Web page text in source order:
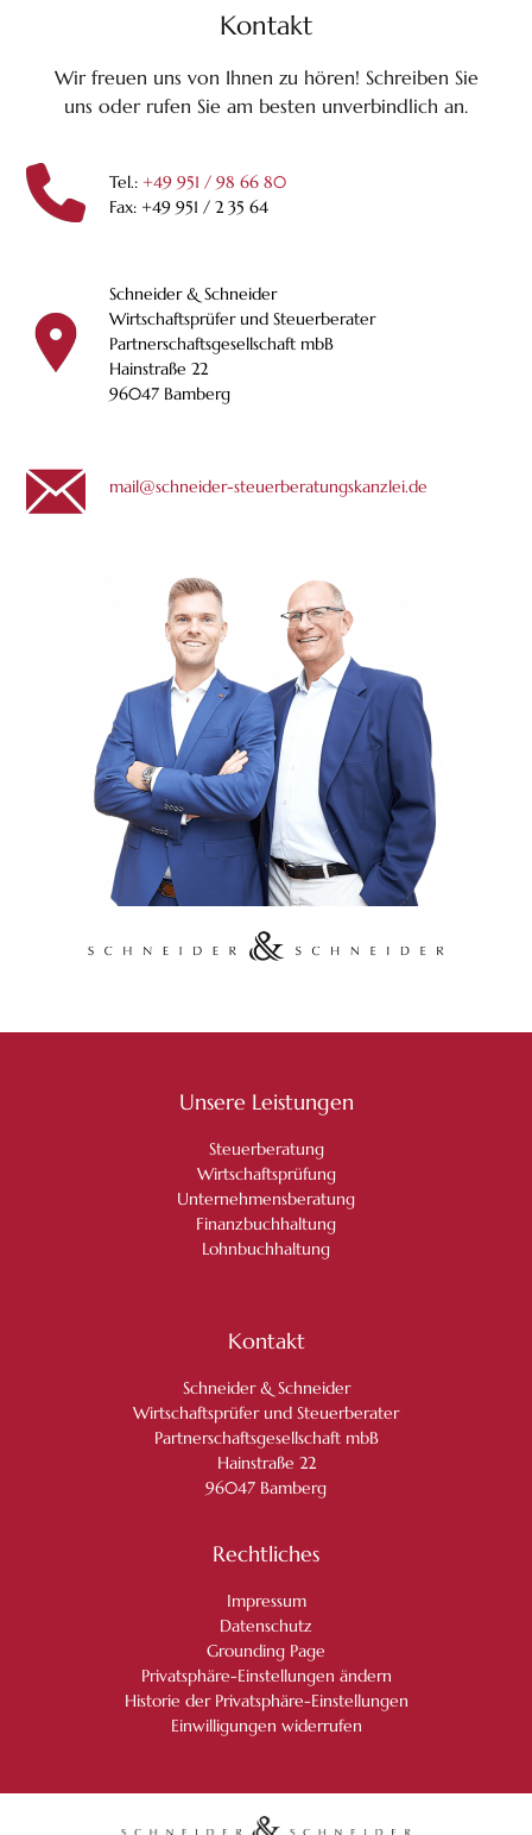
Kontakt
Wir freuen uns von Ihnen zu hören! Schreiben Sie
uns oder rufen Sie am besten unverbindlich an.
Tel.: +49 951 / 98 66 80
Fax: +49 951 / 2 35 64
Schneider & Schneider
Wirtschaftsprüfer und Steuerberater
Partnerschaftsgesellschaft mbB
Hainstraße 22
96047 Bamberg
mail@schneider-steuerberatungskanzlei.de
Unsere Leistungen
Steuerberatung
Wirtschaftsprüfung
Unternehmensberatung
Finanzbuchhaltung
Lohnbuchhaltung
Kontakt
Schneider & Schneider
Wirtschaftsprüfer und Steuerberater
Partnerschaftsgesellschaft mbB
Hainstraße 22
96047 Bamberg
Rechtliches
Impressum
Datenschutz
Grounding Page
Privatsphäre-Einstellungen ändern
Historie der Privatsphäre-Einstellungen
Einwilligungen widerrufen